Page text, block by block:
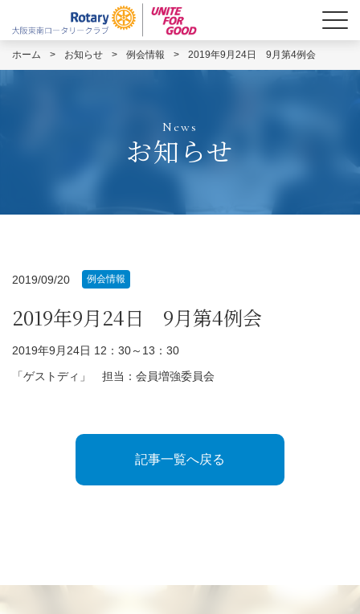
ホーム > お知らせ > 例会情報 > 2019年9月24日 9月第4例会
News
お知らせ
2019/09/20 例会情報
2019年9月24日 9月第4例会
2019年9月24日 12：30～13：30
「ゲストディ」 担当：会員増強委員会
記事一覧へ戻る